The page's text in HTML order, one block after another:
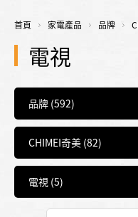
首頁 家電產品 品牌
電視